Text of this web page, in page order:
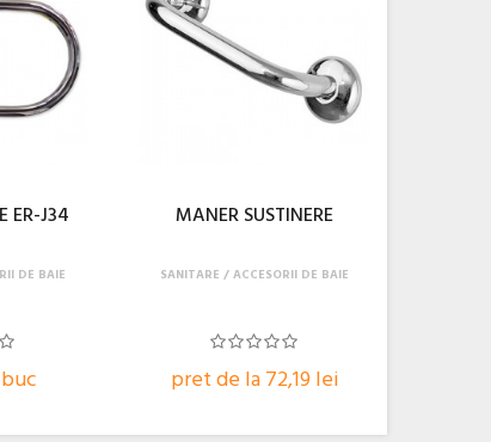
ER-J34
DE BAIE
MANER SUSTINERE
pret de la 72,19 lei
SANITARE ACCESORII DE BAIE